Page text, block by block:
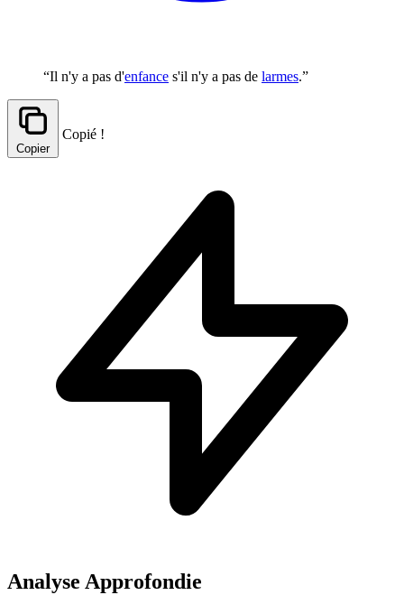
“Il n'y a pas d'enfance s'il n'y a pas de larmes.”
Copier
Copié !
Analyse Approfondie